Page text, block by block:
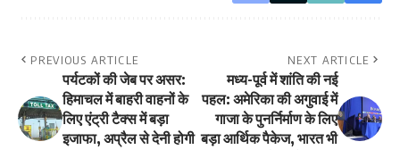
PREVIOUS ARTICLE
पर्यटकों की जेब पर असर:
हिमाचल में बाहरी वाहनों के
लिए एंट्री टैक्स में बड़ा
इजाफा, अप्रैल से देनी होगी
NEXT ARTICLE
मध्य-पूर्व में शांति की नई
पहल: अमेरिका की अगुवाई में
गाजा के पुनर्निर्माण के लिए
बड़ा आर्थिक पैकेज, भारत भी